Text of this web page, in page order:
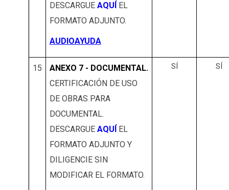
DESCARGUE AQUÍ
EL
FORMATO ADJUNTO.
AUDIOAYUDA
15
ANEXO 7 - DOCUMENTAL.
CERTIFICACIÓN DE USO
DE OBRAS PARA
DOCUMENTAL.
DESCARGUE AQUÍ
EL
FORMATO ADJUNTO Y
DILIGENCIE SIN
MODIFICAR EL FORMATO.
SÍ SÍ